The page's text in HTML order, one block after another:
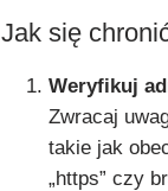
Jak się
Weryfikuj
Zwracaj
takie jak
„https” czy